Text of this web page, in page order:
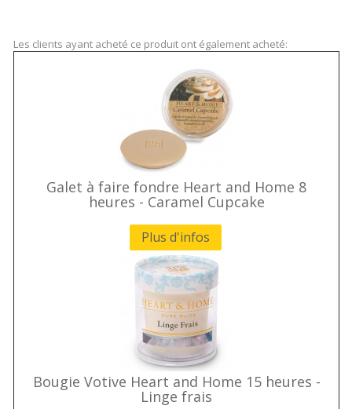
Les clients ayant acheté ce produit ont également acheté:
Galet à faire fondre Heart and Home 8
heures - Caramel Cupcake
Plus d'infos
Bougie Votive Heart and Home 15 heures -
Linge frais